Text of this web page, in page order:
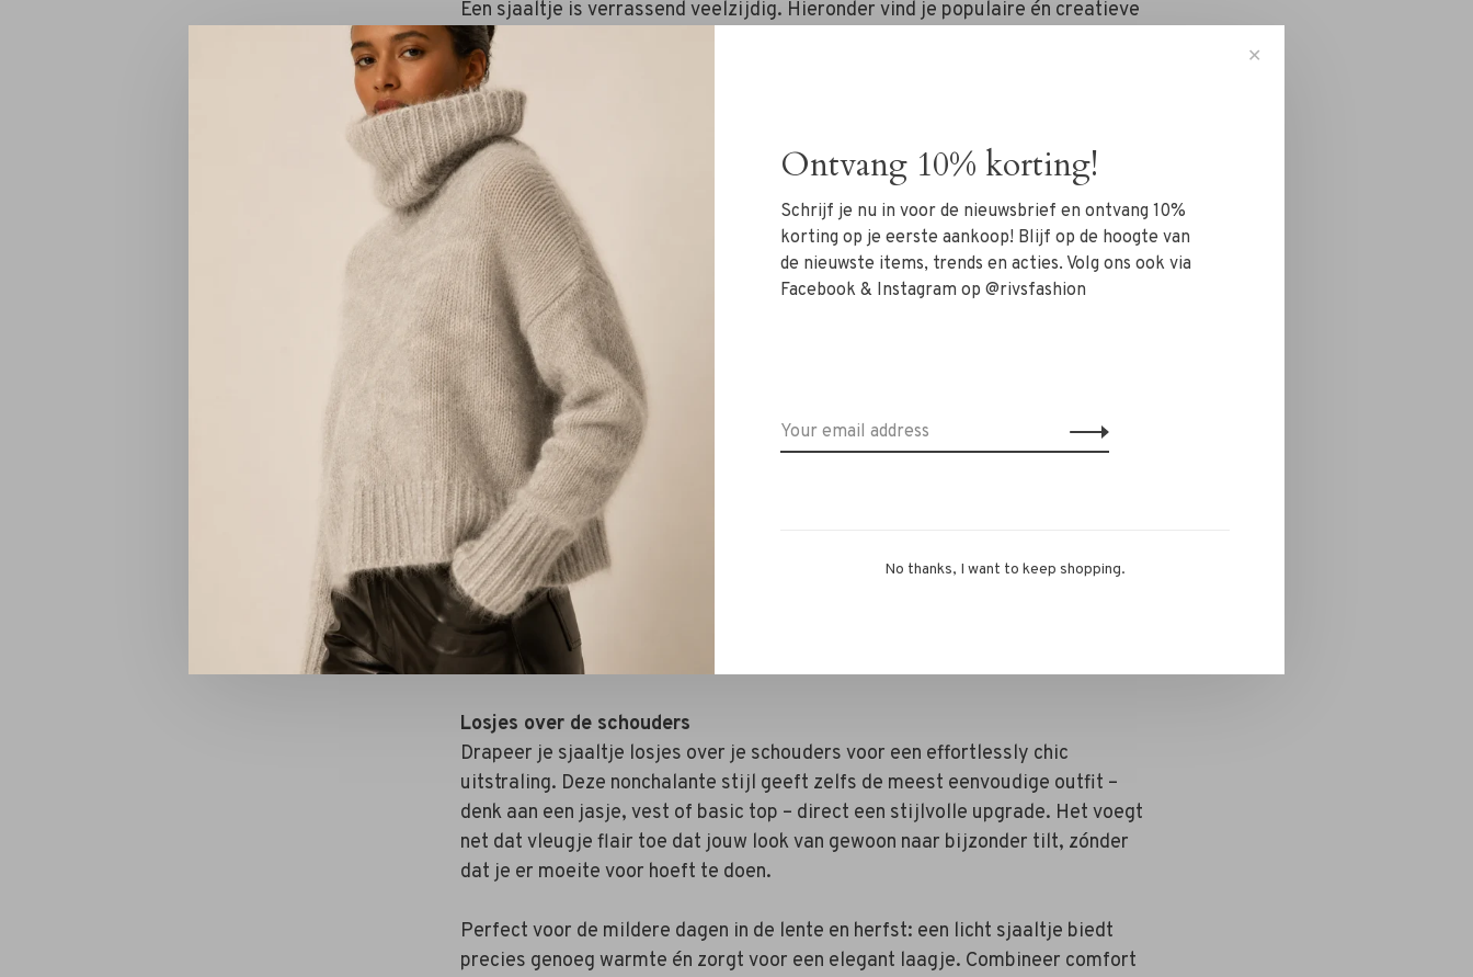
Een sjaaltje is verrassend veelzijdig. Hieronder vind je populaire én creatieve
manieren om jouw sjaal te dragen – met extra tips om je persoonlijke stijl te
laten stralen.
Klassiek om de hals
De meest iconische manier blijft natuurlijk rond de hals. Kies voor een simpele
knoop voor een Franse flair of vouw hem strak voor een strakke, moderne touch.
Perfect voor bij een spijkerjasje, blazer of zelfs een basic wit T-shirt.
Klik hier voor Shawl oranje paard! →
Losjes over de schouders
Drapeer je sjaaltje losjes over je schouders voor een effortlessly chic
uitstraling. Deze nonchalante stijl geeft zelfs de meest eenvoudige outfit –
denk aan een jasje, vest of basic top – direct een stijlvolle upgrade. Het voegt
net dat vleugje flair toe dat jouw look van gewoon naar bijzonder tilt, zónder
dat je er moeite voor hoeft te doen.
Perfect voor de mildere dagen in de lente en herfst: een licht sjaaltje biedt
precies genoeg warmte én zorgt voor een elegant laagje. Combineer comfort
✕
Ontvang 10% korting!
Schrijf je nu in voor de nieuwsbrief en ontvang 10%
korting op je eerste aankoop! Blijf op de hoogte van
de nieuwste items, trends en acties. Volg ons ook via
Facebook & Instagram op @rivsfashion
No thanks, I want to keep shopping.